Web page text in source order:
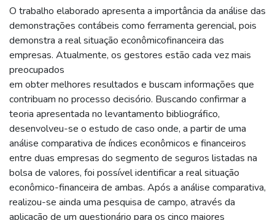
O trabalho elaborado apresenta a importância da análise das
demonstrações contábeis como ferramenta gerencial, pois
demonstra a real situação econômicofinanceira das
empresas. Atualmente, os gestores estão cada vez mais
preocupados
em obter melhores resultados e buscam informações que
contribuam no processo decisório. Buscando confirmar a
teoria apresentada no levantamento bibliográfico,
desenvolveu-se o estudo de caso onde, a partir de uma
análise comparativa de índices econômicos e financeiros
entre duas empresas do segmento de seguros listadas na
bolsa de valores, foi possível identificar a real situação
econômico-financeira de ambas. Após a análise comparativa,
realizou-se ainda uma pesquisa de campo, através da
aplicação de um questionário para os cinco maiores